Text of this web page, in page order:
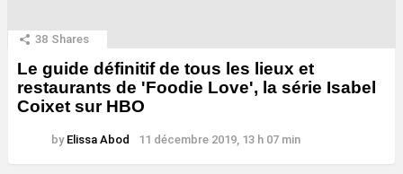
38 Shares
Le guide définitif de tous les lieux et
restaurants de 'Foodie Love', la série Isabel
Coixet sur HBO
by Elissa Abod 11 décembre 2019, 13 h 07 min